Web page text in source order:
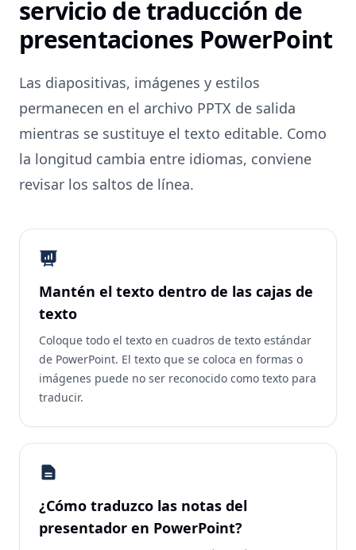
servicio de traducción de
presentaciones PowerPoint
Las diapositivas, imágenes y estilos
permanecen en el archivo PPTX de salida
mientras se sustituye el texto editable. Como
la longitud cambia entre idiomas, conviene
revisar los saltos de línea.
Mantén el texto dentro de las cajas de
texto
Coloque todo el texto en cuadros de texto estándar
de PowerPoint. El texto que se coloca en formas o
imágenes puede no ser reconocido como texto para
traducir.
¿Cómo traduzco las notas del
presentador en PowerPoint?